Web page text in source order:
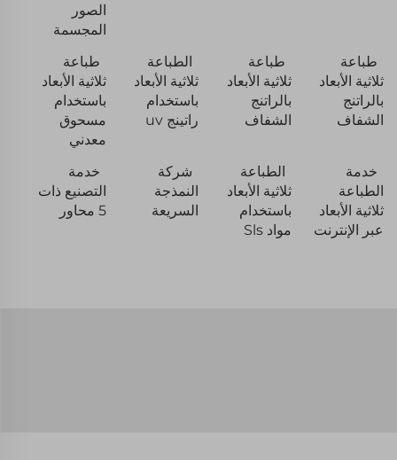
الصور
المجسمة
طباعة
ثلاثية الأبعاد
بالراتنج
الشفاف
طباعة
ثلاثية الأبعاد
بالراتنج
الشفاف
الطباعة
ثلاثية الأبعاد
باستخدام
راتينج uv
طباعة
ثلاثية الأبعاد
باستخدام
مسحوق
معدني
خدمة
الطباعة
ثلاثية الأبعاد
عبر الإنترنت
الطباعة
ثلاثية الأبعاد
باستخدام
مواد Sls
شركة
النمذجة
السريعة
خدمة
التصنيع ذات
5 محاور